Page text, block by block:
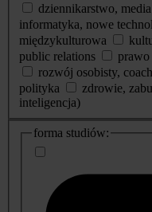
dziennikarstwo, media
informatyka, nowe
międzykulturowa
public relations
prawo
rozwój osobisty,
polityka
zdrowie,
inteligencja)
dodatkowe
informacje
forma studiów: